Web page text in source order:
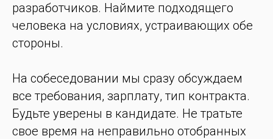
разработчиков. Наймите подходящего
человека на условиях, устраивающих обе
стороны.
На собеседовании мы сразу обсуждаем
все требования, зарплату, тип контракта.
Будьте уверены в кандидате. Не тратьте
свое время на неправильно отобранных